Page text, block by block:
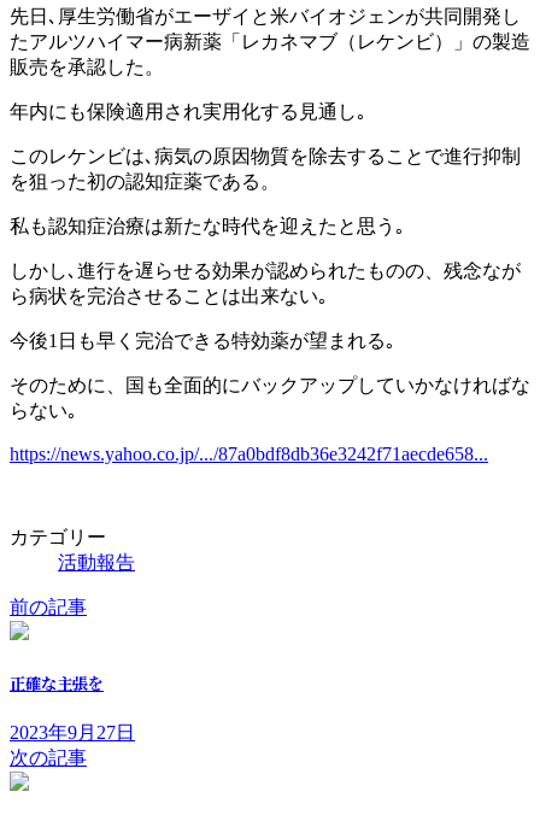
更
新
日
:
先日､厚生労働省がエーザイと米バイオジェンが共同開発し
たアルツハイマー病新薬「レカネマブ（レケンビ）」の製造
販売を承認した。
年内にも保険適用され実用化する見通し｡
このレケンビは､病気の原因物質を除去することで進行抑制
を狙った初の認知症薬である。
私も認知症治療は新たな時代を迎えたと思う｡
しかし､進行を遅らせる効果が認められたものの、残念なが
ら病状を完治させることは出来ない｡
今後1日も早く完治できる特効薬が望まれる｡
そのために、国も全面的にバックアップしていかなければな
らない｡
https://news.yahoo.co.jp/.../87a0bdf8db36e3242f71aecde658...
カテゴリー
活動報告
前の記事
正確な主張を
2023年9月27日
次の記事